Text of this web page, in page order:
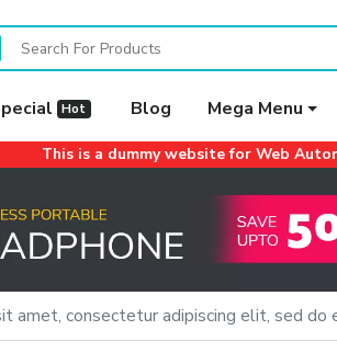
Hot Blog Mega Menu
This is a dummy website for Web
amet, consectetur adipiscing elit, sed do